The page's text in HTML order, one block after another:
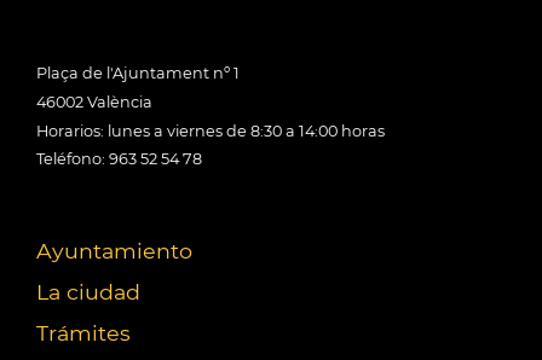
Plaça de l'Ajuntament nº 1
46002 València
Horarios: lunes a viernes de 8:30 a 14:00 horas
Teléfono: 963 52 54 78
Ayuntamiento
La ciudad
Trámites